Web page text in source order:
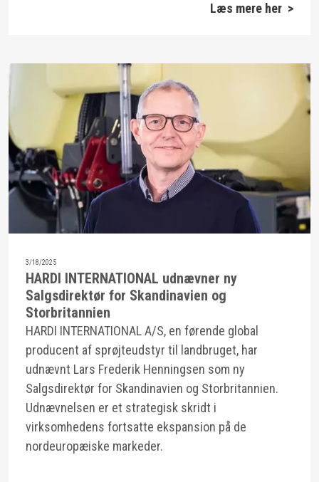
Læs mere her >
3/18/2025
HARDI INTERNATIONAL udnævner ny
Salgsdirektør for Skandinavien og
Storbritannien
HARDI INTERNATIONAL A/S, en førende global
producent af sprøjteudstyr til landbruget, har
udnævnt Lars Frederik Henningsen som ny
Salgsdirektør for Skandinavien og Storbritannien.
Udnævnelsen er et strategisk skridt i
virksomhedens fortsatte ekspansion på de
nordeuropæiske markeder.